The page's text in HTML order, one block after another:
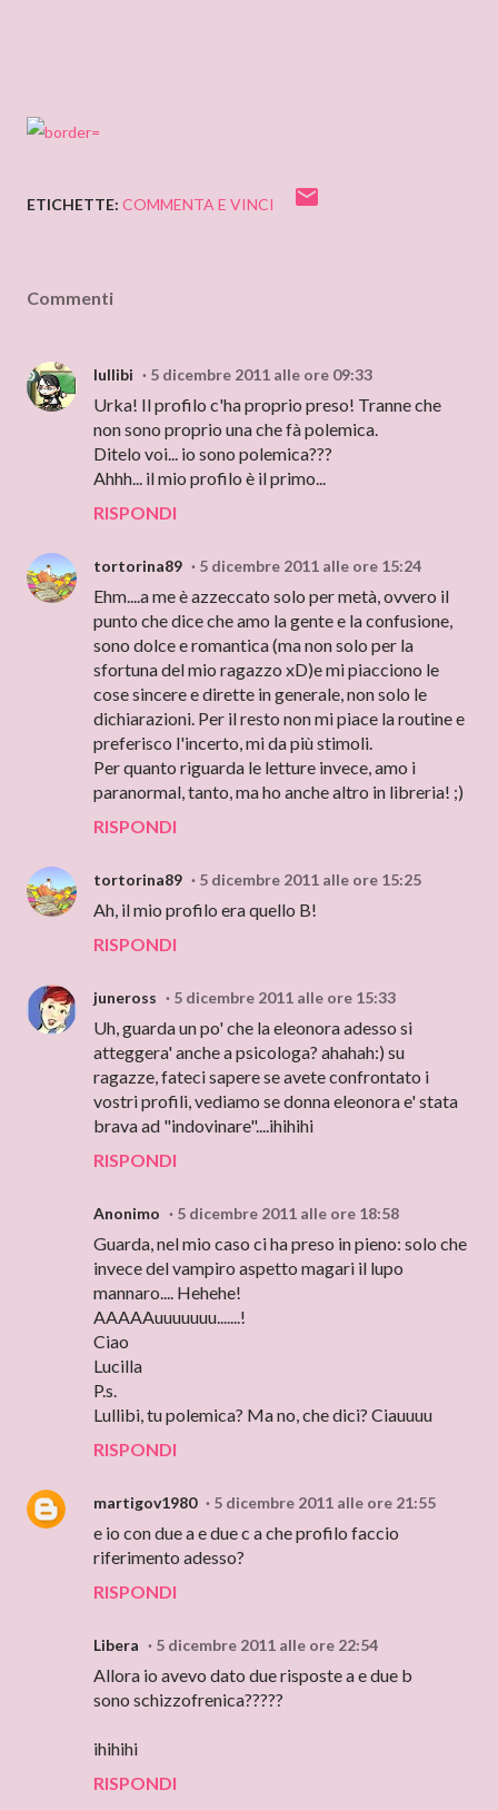
ETICHETTE: COMMENTA E VINCI
Commenti
lullibi 5 dicembre 2011 alle ore 09:33
Urka! Il profilo c'ha proprio preso! Tranne che
non sono proprio una che fà polemica.
Ditelo voi... io sono polemica???
Ahhh... il mio profilo è il primo...
RISPONDI
tortorina89 5 dicembre 2011 alle ore 15:24
Ehm....a me è azzeccato solo per metà, ovvero il
punto che dice che amo la gente e la confusione,
sono dolce e romantica (ma non solo per la
sfortuna del mio ragazzo xD)e mi piacciono le
cose sincere e dirette in generale, non solo le
dichiarazioni. Per il resto non mi piace la routine e
preferisco l'incerto, mi da più stimoli.
Per quanto riguarda le letture invece, amo i
paranormal, tanto, ma ho anche altro in libreria! ;)
RISPONDI
tortorina89 5 dicembre 2011 alle ore 15:25
Ah, il mio profilo era quello B!
RISPONDI
juneross 5 dicembre 2011 alle ore 15:33
Uh, guarda un po' che la eleonora adesso si
atteggera' anche a psicologa? ahahah:) su
ragazze, fateci sapere se avete confrontato i
vostri profili, vediamo se donna eleonora e' stata
brava ad "indovinare"....ihihihi
RISPONDI
Anonimo 5 dicembre 2011 alle ore 18:58
Guarda, nel mio caso ci ha preso in pieno: solo che
invece del vampiro aspetto magari il lupo
mannaro.... Hehehe!
AAAAAuuuuuuu.......!
Ciao
Lucilla
P.s.
Lullibi, tu polemica? Ma no, che dici? Ciauuuu
RISPONDI
martigov1980 5 dicembre 2011 alle ore 21:55
e io con due a e due c a che profilo faccio
riferimento adesso?
RISPONDI
Libera 5 dicembre 2011 alle ore 22:54
Allora io avevo dato due risposte a e due b
sono schizzofrenica?????
ihihihi
RISPONDI